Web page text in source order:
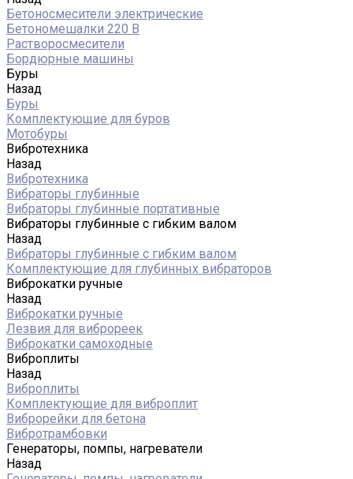
Бетоносмесители электрические
Бетономешалки 220 В
Растворосмесители
Бордюрные машины
Буры
Назад
Буры
Комплектующие для буров
Мотобуры
Вибротехника
Назад
Вибротехника
Вибраторы глубинные
Вибраторы глубинные портативные
Вибраторы глубинные с гибким валом
Назад
Вибраторы глубинные с гибким валом
Комплектующие для глубинных вибраторов
Виброкатки ручные
Назад
Виброкатки ручные
Лезвия для виброреек
Виброкатки самоходные
Виброплиты
Назад
Виброплиты
Комплектующие для виброплит
Виброрейки для бетона
Вибротрамбовки
Генераторы, помпы, нагреватели
Назад